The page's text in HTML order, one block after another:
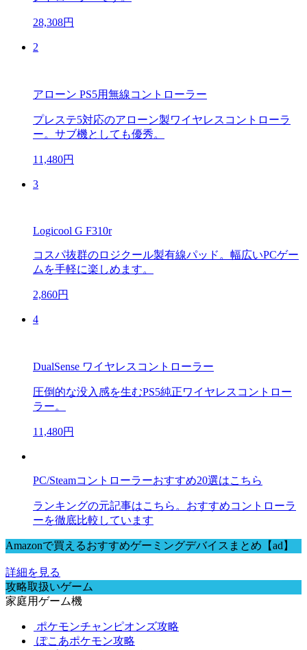
28,308円
2
アローン PS5用無線コントローラー
プレステ5対応のアローン製ワイヤレスコントローラ
ー。サブ機としても優秀。
11,480円
3
Logicool G F310r
コスパ抜群のロジクール製有線パッド。幅広いPCゲー
ムを手軽に楽しめます。
2,860円
4
DualSense ワイヤレスコントローラー
圧倒的な没入感を生むPS5純正ワイヤレスコントロー
ラー。
11,480円
PC/Steamコントローラーおすすめ20選はこちら
ランキングの元記事はこちら。おすすめコントローラ
ーを徹底比較しています
Amazonで買えるおすすめゲーミングデバイスまとめ【ad】
詳細を見る
攻略取扱いゲーム
家庭用ゲーム機
ポケモンチャンピオンズ攻略
ぽこあポケモン攻略